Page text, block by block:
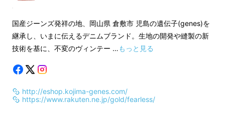
渡り幅 31 32 33 34 35 37 38
裾 幅 21 21 22 22 23 23 24
前股上 24 26 27 27 28 28 29
股 下 86 86 86 86 86 86 86
素材 : cotton100%
リジット(未洗い)
model : 175cm
素材 : cotton100%
国産ジーンズ発祥の地、岡山県 倉敷市 児島の遺伝子(genes)を
継承し、いまに伝えるデニムブランド。生地の開発や縫製の新
技術を基に、不変のヴィンテー …もっと見る
http://eshop.kojima-genes.com/
https://www.rakuten.ne.jp/gold/fearless/